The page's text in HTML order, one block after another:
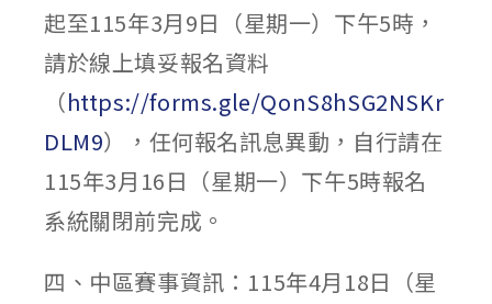
起至115年3月9日（星期一）下午5時，
請於線上填妥報名資料
（https://forms.gle/QonS8hSG2NSKr
DLM9），任何報名訊息異動，自行請在
115年3月16日（星期一）下午5時報名
系統關閉前完成。
四、中區賽事資訊：115年4月18日（星